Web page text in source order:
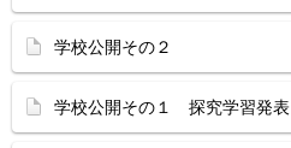
学校公開その２
学校公開その１ 探究学習発表